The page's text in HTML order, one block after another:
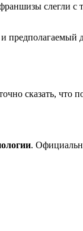
слегли
сказать, что
.